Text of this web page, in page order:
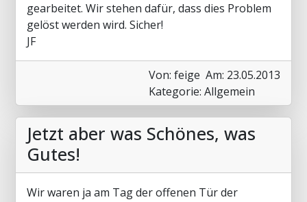
gearbeitet. Wir stehen dafür, dass dies Problem
gelöst werden wird. Sicher!
JF
Von: feige Am: 23.05.2013
Kategorie: Allgemein
Jetzt aber was Schönes, was
Gutes!
Wir waren ja am Tag der offenen Tür der